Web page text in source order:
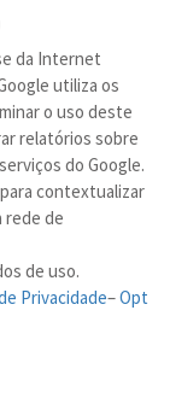
da Internet
utiliza os
o uso deste
relatórios sobre
do Google.
contextualizar
rede de
de uso.
Privacidade–Opt